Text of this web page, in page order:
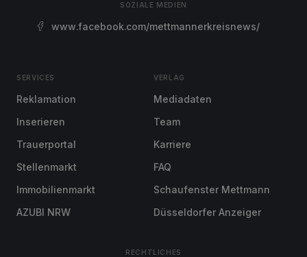
SOZIALE MEDIEN
www.facebook.com/mettmannerkreisnews/
SERVICES
Reklamation
Inserieren
Trauerportal
Stellenmarkt
Immobilienmarkt
AZUBI NRW
VERLAG
Mediadaten
Team
Karriere
FAQ
Schaufenster Mettmann
Düsseldorfer Anzeiger
RECHTLICHES